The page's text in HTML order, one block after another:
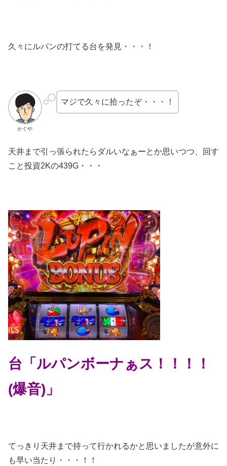
久々にルパンの打てる台を発見・・・！
かぐや
マジで久々に拾ったぞ・・・！
天井まで引っ張られたらダルいなぁーとか思いつつ、回す
こと投資2Kの439G・・・
台「ルパンボーナぁス！！！！
(爆音)」
てっきり天井まで持って行かれるかと思いましたが意外に
も早い当たり・・・！！